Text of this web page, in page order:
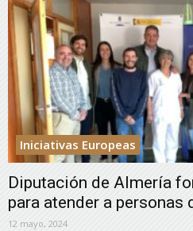
Iniciativas Europeas
Diputación de Almería
para atender a personas
12 mayo, 2024